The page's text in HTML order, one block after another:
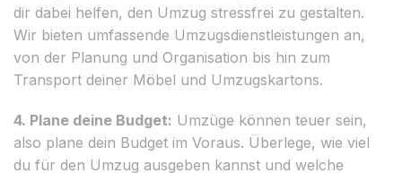
dir dabei helfen, den Umzug stressfrei zu gestalten.
Wir bieten umfassende Umzugsdienstleistungen an,
von der Planung und Organisation bis hin zum
Transport deiner Möbel und Umzugskartons.
4. Plane deine Budget: Umzüge können teuer sein,
also plane dein Budget im Voraus. Überlege, wie viel
du für den Umzug ausgeben kannst und welche